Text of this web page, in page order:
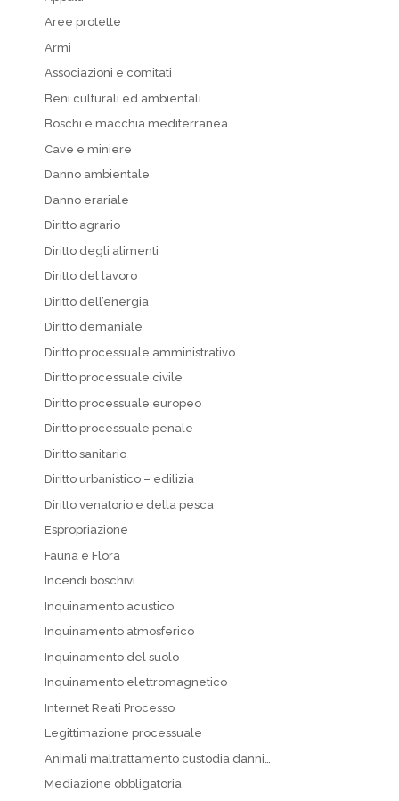
Aree protette
Armi
Associazioni e comitati
Beni culturali ed ambientali
Boschi e macchia mediterranea
Cave e miniere
Danno ambientale
Danno erariale
Diritto agrario
Diritto degli alimenti
Diritto del lavoro
Diritto dell’energia
Diritto demaniale
Diritto processuale amministrativo
Diritto processuale civile
Diritto processuale europeo
Diritto processuale penale
Diritto sanitario
Diritto urbanistico – edilizia
Diritto venatorio e della pesca
Espropriazione
Fauna e Flora
Incendi boschivi
Inquinamento acustico
Inquinamento atmosferico
Inquinamento del suolo
Inquinamento elettromagnetico
Internet Reati Processo
Legittimazione processuale
Animali maltrattamento custodia danni…
Mediazione obbligatoria